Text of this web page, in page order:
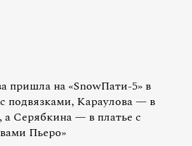
пришла на «SnowПати-5» в
подвязками, Караулова — в
Серябкина — в платье с
Пьеро»